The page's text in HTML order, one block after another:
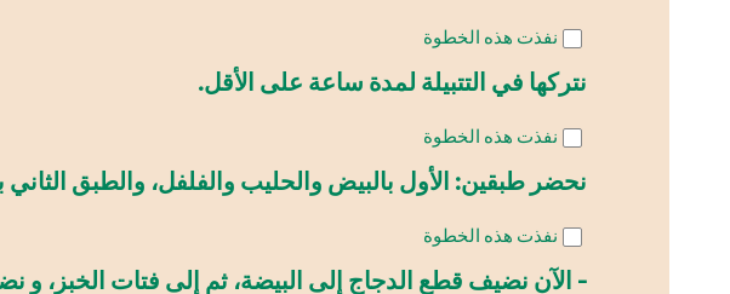
نفذت هذه الخطوة
نتركها في التتبيلة لمدة ساعة على الأقل.
نفذت هذه الخطوة
نحضر طبقين: الأول بالبيض والحليب والفلفل، والطبق الثاني
نفذت هذه الخطوة
- الآن نضيف قطع الدجاج إلى البيضة، ثم إلى فتات الخبز، و